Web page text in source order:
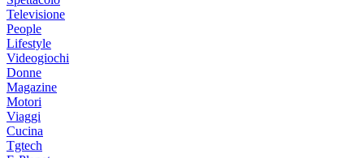
Televisione
People
Lifestyle
Videogiochi
Donne
Magazine
Motori
Viaggi
Cucina
Tgtech